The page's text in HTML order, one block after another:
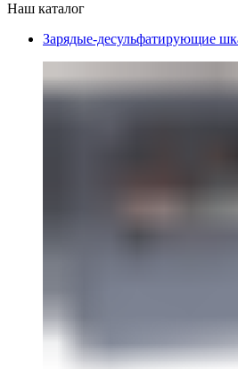
Наш каталог
Зарядые-десульфатирующие